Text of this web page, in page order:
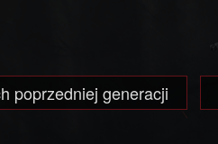
poprzedniej generacji